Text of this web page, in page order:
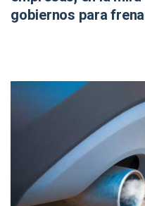
gobiernos para